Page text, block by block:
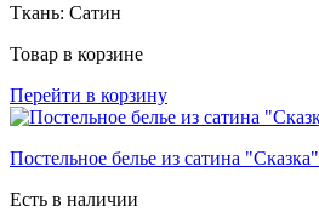
Ткань: Сатин
Товар в корзине
Перейти в корзину
Постельное белье из сатина "Сказка"
Есть в наличии